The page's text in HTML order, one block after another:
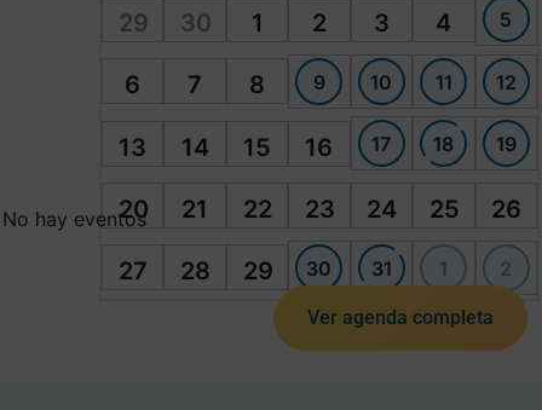
29 30 1 2 3 4 5
6 7 8 9 10 11 12
13 14 15 16 17 18 19
20 21 22 23 24 25 26
27 28 29 30 31 1 2
No hay eventos
Ver agenda completa